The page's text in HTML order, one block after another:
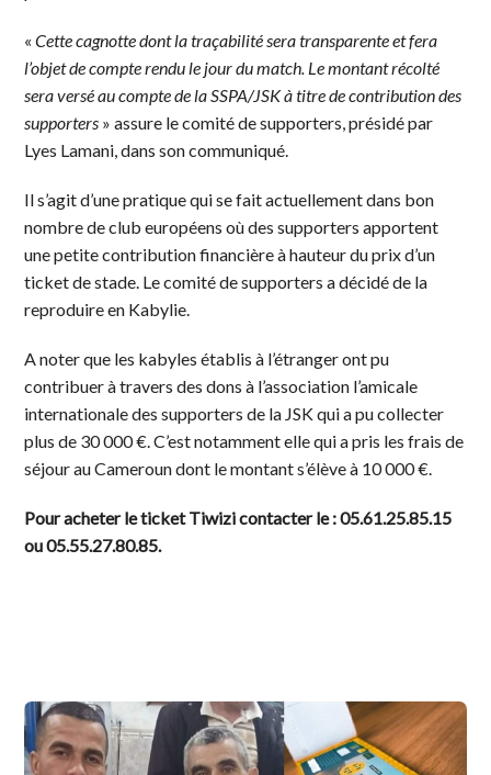
«Cette cagnotte dont la traçabilité sera transparente et fera
l’objet de compte rendu le jour du match. Le montant récolté
sera versé au compte de la SSPA/JSK à titre de contribution des
supporters » assure le comité de supporters, présidé par
Lyes Lamani, dans son communiqué.
Il s’agit d’une pratique qui se fait actuellement dans bon
nombre de club européens où des supporters apportent
une petite contribution financière à hauteur du prix d’un
ticket de stade. Le comité de supporters a décidé de la
reproduire en Kabylie.
A noter que les kabyles établis à l’étranger ont pu
contribuer à travers des dons à l’association l’amicale
internationale des supporters de la JSK qui a pu collecter
plus de 30 000 €. C’est notamment elle qui a pris les frais de
séjour au Cameroun dont le montant s’élève à 10 000 €.
Pour acheter le ticket Tiwizi contacter le : 05.61.25.85.15
ou 05.55.27.80.85.